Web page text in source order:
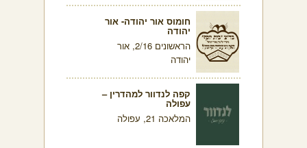
חומוס אור יהודה- אור
יהודה
הראשונים 2/16, אור
יהודה
קפה לנדוור למהדרין –
עפולה
המלאכה 21, עפולה